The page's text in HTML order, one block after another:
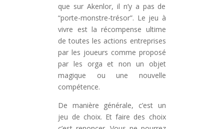
que sur Akenlor, il n’y a pas de
“porte-monstre-trésor”. Le jeu à
vivre est la récompense ultime
de toutes les actions entreprises
par les joueurs comme proposé
par les orga et non un objet
magique ou une nouvelle
compétence.
De manière générale, c’est un
jeu de choix. Et faire des choix